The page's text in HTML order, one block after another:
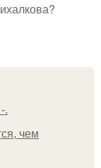
.
чем